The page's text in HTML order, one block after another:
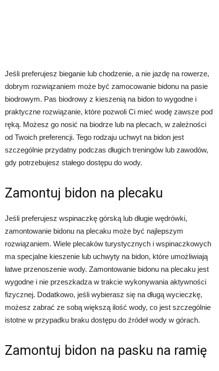
Jeśli preferujesz bieganie lub chodzenie, a nie jazdę na rowerze,
dobrym rozwiązaniem może być zamocowanie bidonu na pasie
biodrowym. Pas biodrowy z kieszenią na bidon to wygodne i
praktyczne rozwiązanie, które pozwoli Ci mieć wodę zawsze pod
ręką. Możesz go nosić na biodrze lub na plecach, w zależności
od Twoich preferencji. Tego rodzaju uchwyt na bidon jest
szczególnie przydatny podczas długich treningów lub zawodów,
gdy potrzebujesz stałego dostępu do wody.
Zamontuj bidon na plecaku
Jeśli preferujesz wspinaczkę górską lub długie wędrówki,
zamontowanie bidonu na plecaku może być najlepszym
rozwiązaniem. Wiele plecaków turystycznych i wspinaczkowych
ma specjalne kieszenie lub uchwyty na bidon, które umożliwiają
łatwe przenoszenie wody. Zamontowanie bidonu na plecaku jest
wygodne i nie przeszkadza w trakcie wykonywania aktywności
fizycznej. Dodatkowo, jeśli wybierasz się na długą wycieczkę,
możesz zabrać ze sobą większą ilość wody, co jest szczególnie
istotne w przypadku braku dostępu do źródeł wody w górach.
Zamontuj bidon na pasku na ramię